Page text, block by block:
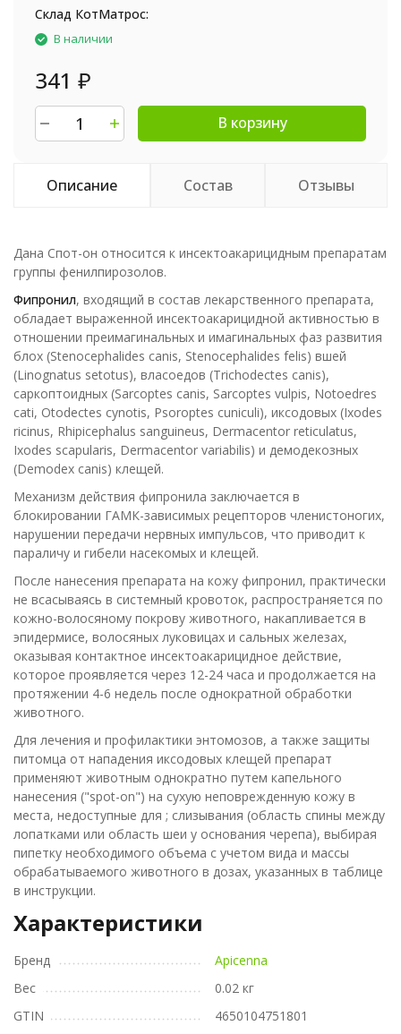
Склад КотМатрос:
В наличии
341 ₽
В корзину
Описание Состав Отзывы
Дана Спот-он относится к инсектоакарицидным препаратам
группы фенилпирозолов.
Фипронил, входящий в состав лекарственного препарата,
обладает выраженной инсектоакарицидной активностью в
отношении преимагинальных и имагинальных фаз развития
блох (Stenocephalides canis, Stenocephalides felis) вшей
(Linognatus setotus), власоедов (Trichodectes canis),
саркоптоидных (Sarcoptes canis, Sarcoptes vulpis, Notoedres
cati, Otodectes cynotis, Psoroptes cuniculi), иксодовых (Ixodes
ricinus, Rhipicephalus sanguineus, Dermacentor reticulatus,
Ixodes scapularis, Dermacentor variabilis) и демодекозных
(Demodex canis) клещей.
Механизм действия фипронила заключается в
блокировании ГАМК-зависимых рецепторов членистоногих,
нарушении передачи нервных импульсов, что приводит к
параличу и гибели насекомых и клещей.
После нанесения препарата на кожу фипронил, практически
не всасываясь в системный кровоток, распространяется по
кожно-волосяному покрову животного, накапливается в
эпидермисе, волосяных луковицах и сальных железах,
оказывая контактное инсектоакарицидное действие,
которое проявляется через 12-24 часа и продолжается на
протяжении 4-6 недель после однократной обработки
животного.
Для лечения и профилактики энтомозов, а также защиты
питомца от нападения иксодовых клещей препарат
применяют животным однократно путем капельного
нанесения ("spot-on") на сухую неповрежденную кожу в
места, недоступные для ; слизывания (область спины между
лопатками или область шеи у основания черепа), выбирая
пипетку необходимого объема с учетом вида и массы
обрабатываемого животного в дозах, указанных в таблице
в инструкции.
Характеристики
Бренд
Apicenna
Вес
0.02 кг
GTIN
4650104751801